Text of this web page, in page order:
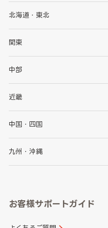
北海道・東北
北海道
岩手県
秋田県
関東
茨城県
群馬県
千葉県
神奈川県
中部
新潟県
石川県
山梨県
愛知県
近畿
大阪府
京都府
和歌山県
中国・四国
鳥取県
山口県
九州・沖縄
長崎県
お客様サポートガイド